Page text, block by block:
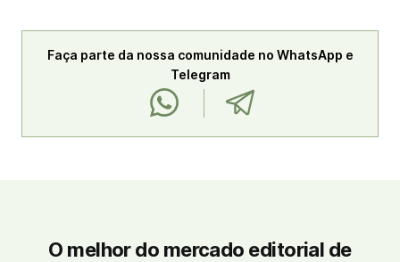
Faça parte da nossa comunidade no WhatsApp e
Telegram
O melhor do mercado editorial de